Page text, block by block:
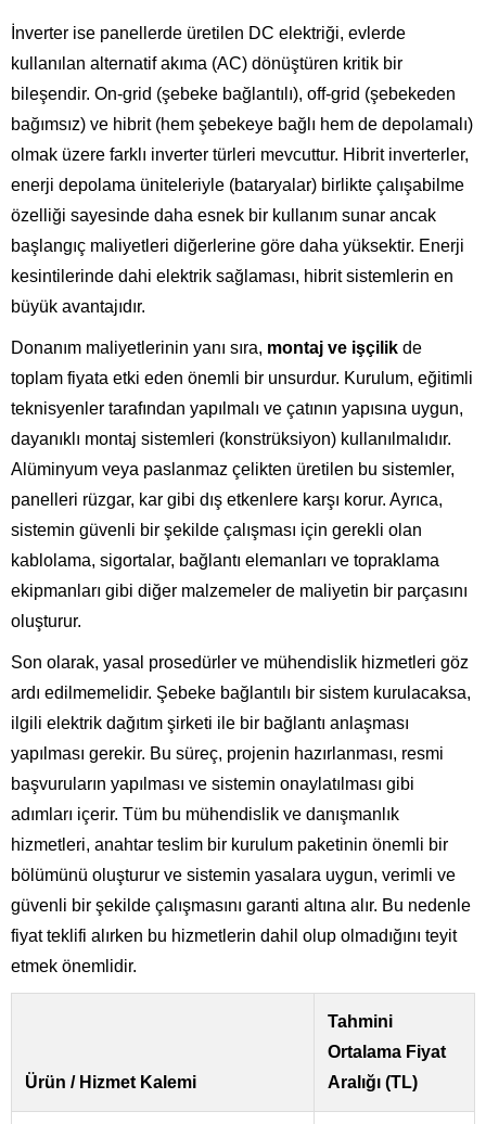
İnverter ise panellerde üretilen DC elektriği, evlerde
kullanılan alternatif akıma (AC) dönüştüren kritik bir
bileşendir. On-grid (şebeke bağlantılı), off-grid (şebekeden
bağımsız) ve hibrit (hem şebekeye bağlı hem de depolamalı)
olmak üzere farklı inverter türleri mevcuttur. Hibrit inverterler,
enerji depolama üniteleriyle (bataryalar) birlikte çalışabilme
özelliği sayesinde daha esnek bir kullanım sunar ancak
başlangıç maliyetleri diğerlerine göre daha yüksektir. Enerji
kesintilerinde dahi elektrik sağlaması, hibrit sistemlerin en
büyük avantajıdır.
Donanım maliyetlerinin yanı sıra, montaj ve işçilik de
toplam fiyata etki eden önemli bir unsurdur. Kurulum, eğitimli
teknisyenler tarafından yapılmalı ve çatının yapısına uygun,
dayanıklı montaj sistemleri (konstrüksiyon) kullanılmalıdır.
Alüminyum veya paslanmaz çelikten üretilen bu sistemler,
panelleri rüzgar, kar gibi dış etkenlere karşı korur. Ayrıca,
sistemin güvenli bir şekilde çalışması için gerekli olan
kablolama, sigortalar, bağlantı elemanları ve topraklama
ekipmanları gibi diğer malzemeler de maliyetin bir parçasını
oluşturur.
Son olarak, yasal prosedürler ve mühendislik hizmetleri göz
ardı edilmemelidir. Şebeke bağlantılı bir sistem kurulacaksa,
ilgili elektrik dağıtım şirketi ile bir bağlantı anlaşması
yapılması gerekir. Bu süreç, projenin hazırlanması, resmi
başvuruların yapılması ve sistemin onaylatılması gibi
adımları içerir. Tüm bu mühendislik ve danışmanlık
hizmetleri, anahtar teslim bir kurulum paketinin önemli bir
bölümünü oluşturur ve sistemin yasalara uygun, verimli ve
güvenli bir şekilde çalışmasını garanti altına alır. Bu nedenle
fiyat teklifi alırken bu hizmetlerin dahil olup olmadığını teyit
etmek önemlidir.
Ürün / Hizmet Kalemi
Tahmini
Ortalama Fiyat
Aralığı (TL)